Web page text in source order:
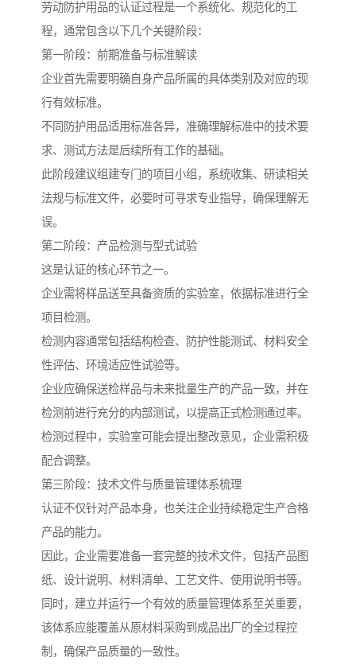
劳动防护用品的认证过程是一个系统化、规范化的工
程，通常包含以下几个关键阶段：
第一阶段：前期准备与标准解读
企业首先需要明确自身产品所属的具体类别及对应的现
行有效标准。
不同防护用品适用标准各异，准确理解标准中的技术要
求、测试方法是后续所有工作的基础。
此阶段建议组建专门的项目小组，系统收集、研读相关
法规与标准文件，必要时可寻求专业指导，确保理解无
误。
第二阶段：产品检测与型式试验
这是认证的核心环节之一。
企业需将样品送至具备资质的实验室，依据标准进行全
项目检测。
检测内容通常包括结构检查、防护性能测试、材料安全
性评估、环境适应性试验等。
企业应确保送检样品与未来批量生产的产品一致，并在
检测前进行充分的内部测试，以提高正式检测通过率。
检测过程中，实验室可能会提出整改意见，企业需积极
配合调整。
第三阶段：技术文件与质量管理体系梳理
认证不仅针对产品本身，也关注企业持续稳定生产合格
产品的能力。
因此，企业需要准备一套完整的技术文件，包括产品图
纸、设计说明、材料清单、工艺文件、使用说明书等。
同时，建立并运行一个有效的质量管理体系至关重要，
该体系应能覆盖从原材料采购到成品出厂的全过程控
制，确保产品质量的一致性。